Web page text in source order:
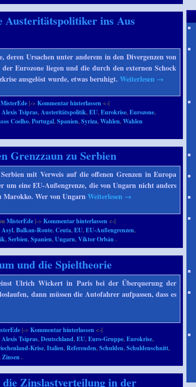
Austeritätspolitiker ins Aus
Ursachen unter anderem in den Divergenzen von
Eurozone liegen und die durch den externen Schock
ausgelöst wurde, etwas beruhigt.Weiterlesen →
MisterEde |->Kommentar hinterlassen <-|
Alexis Tsipras,Austeritätspolitik,EU,Eurokrise,Eurozone,
Coelho,Portugal,Spanien,Syriza,Wahlen,Wahlen
Grenzzaun zu Serbien
mit Verweis auf die offenen Grenzen in Europa
eine EU-Außengrenze, die von Ungarn nicht anders
Marokko. Wer von UngarnWeiterlesen →
MisterEde |->Kommentar hinterlassen <-|
Asyl,Balkan-Route,Ceuta,EU,EU-Außengrenzen,
,Serbien,Spanien,Ungarn,Viktor Orbán.
und die Spieltheorie
Ulrich Wickert in Paris bei der Überquerung der
dann müssen die Autofahrer aufpassen, dass es
|->Kommentar hinterlassen <-|
Alexis Tsipras,Deutschland,EU,Euro-Gruppe,Eurokrise,
Krise,Italien,Referenden,Schulden,Schuldenschnitt,
Zinsen.
Zinslastverteilung in der